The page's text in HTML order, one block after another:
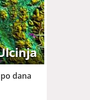
dana